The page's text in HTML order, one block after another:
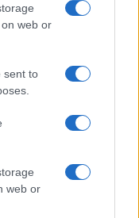
web or
sent to
web or
Vargas: